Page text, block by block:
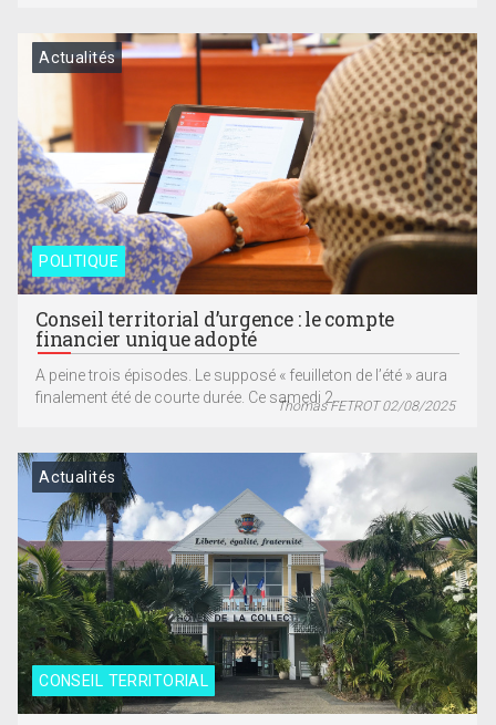
POLITIQUE
Actualités
Conseil territorial d’urgence : le compte
financier unique adopté
A peine trois épisodes. Le supposé « feuilleton de l’été » aura
finalement été de courte durée. Ce samedi 2...Thomas FETROT 02/08/2025
CONSEIL TERRITORIAL
Actualités